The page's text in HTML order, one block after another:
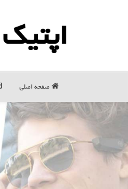
اپتیك
صفحه اصلی